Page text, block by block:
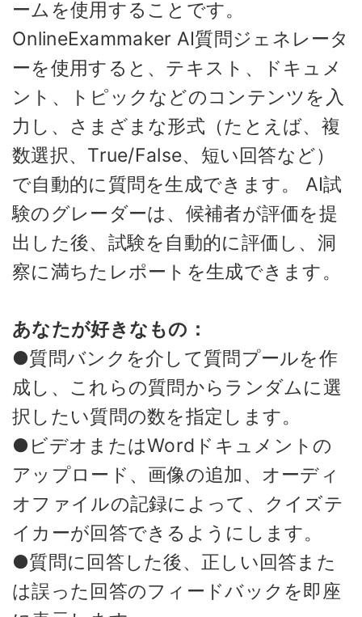
ームを使用することです。
OnlineExammaker AI質問ジェネレータ
ーを使用すると、テキスト、ドキュメ
ント、トピックなどのコンテンツを入
力し、さまざまな形式（たとえば、複
数選択、True/False、短い回答など）
で自動的に質問を生成できます。 AI試
験のグレーダーは、候補者が評価を提
出した後、試験を自動的に評価し、洞
察に満ちたレポートを生成できます。
あなたが好きなもの：
●質問バンクを介して質問プールを作
成し、これらの質問からランダムに選
択したい質問の数を指定します。
●ビデオまたはWordドキュメントの
アップロード、画像の追加、オーディ
オファイルの記録によって、クイズテ
イカーが回答できるようにします。
●質問に回答した後、正しい回答また
は誤った回答のフィードバックを即座